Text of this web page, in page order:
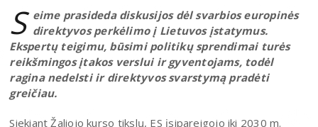
S eime prasideda diskusijos dėl svarbios europinės
direktyvos perkėlimo į Lietuvos įstatymus.
Ekspertų teigimu, būsimi politikų sprendimai turės
reikšmingos įtakos verslui ir gyventojams, todėl
ragina nedelsti ir direktyvos svarstymą pradėti
greičiau.
Siekiant Žaliojo kurso tikslų, ES įsipareigojo iki 2030 m.